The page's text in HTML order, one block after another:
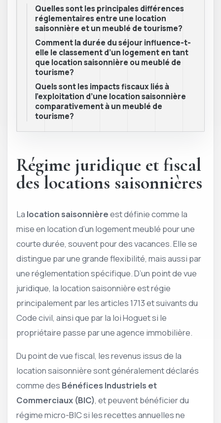
Quelles sont les principales différences
réglementaires entre une location
saisonnière et un meublé de tourisme?
Comment la durée du séjour influence-t-
elle le classement d’un logement en tant
que location saisonnière ou meublé de
tourisme?
Quels sont les impacts fiscaux liés à
l’exploitation d’une location saisonnière
comparativement à un meublé de
tourisme?
Régime juridique et fiscal
des locations saisonnières
La location saisonnièreest définie comme la
mise en location d’un logement meublé pour une
courte durée, souvent pour des vacances. Elle se
distingue par une grande flexibilité, mais aussi par
une réglementation spécifique. D’un point de vue
juridique, la location saisonnière est régie
principalement par les articles 1713 et suivants du
Code civil, ainsi que par la loi Hoguet si le
propriétaire passe par une agence immobilière.
Du point de vue fiscal, les revenus issus de la
location saisonnière sont généralement déclarés
comme des Bénéfices Industriels et
Commerciaux (BIC), et peuvent bénéficier du
régime micro-BIC si les recettes annuelles ne